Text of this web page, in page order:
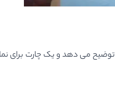
می دهد و یک چارت برای